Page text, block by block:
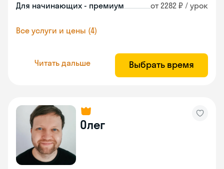
Для начинающих - премиум от 2282 ₽ / урок
Все услуги и цены (4)
Читать дальше Выбрать время
Олег